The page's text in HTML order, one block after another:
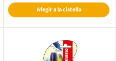
Afegir a la cistella